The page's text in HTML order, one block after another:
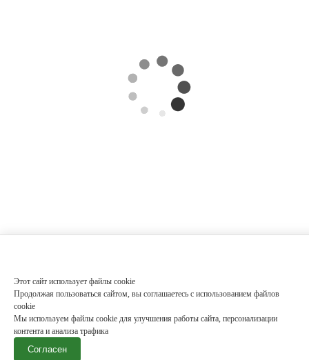
Этот сайт использует файлы cookie
Продолжая пользоваться сайтом, вы соглашаетесь с использованием файлов
cookie
Мы используем файлы cookie для улучшения работы сайта, персонализации
контента и анализа трафика
Согласен